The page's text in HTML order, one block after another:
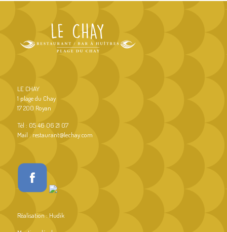
LE CHAY
1 plage du Chay
17 200 Royan
Tél : 05 46 06 21 07
Mail : restaurant@lechay.com
Réalisation : Hudik